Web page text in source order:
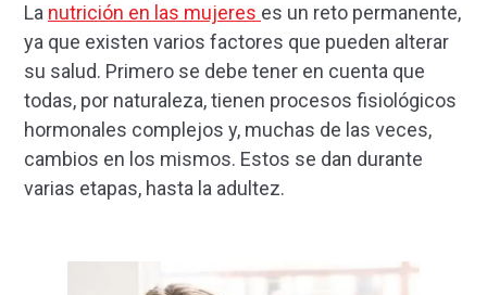
La nutrición en las mujeres es un reto permanente,
ya que existen varios factores que pueden alterar
su salud. Primero se debe tener en cuenta que
todas, por naturaleza, tienen procesos fisiológicos
hormonales complejos y, muchas de las veces,
cambios en los mismos. Estos se dan durante
varias etapas, hasta la adultez.